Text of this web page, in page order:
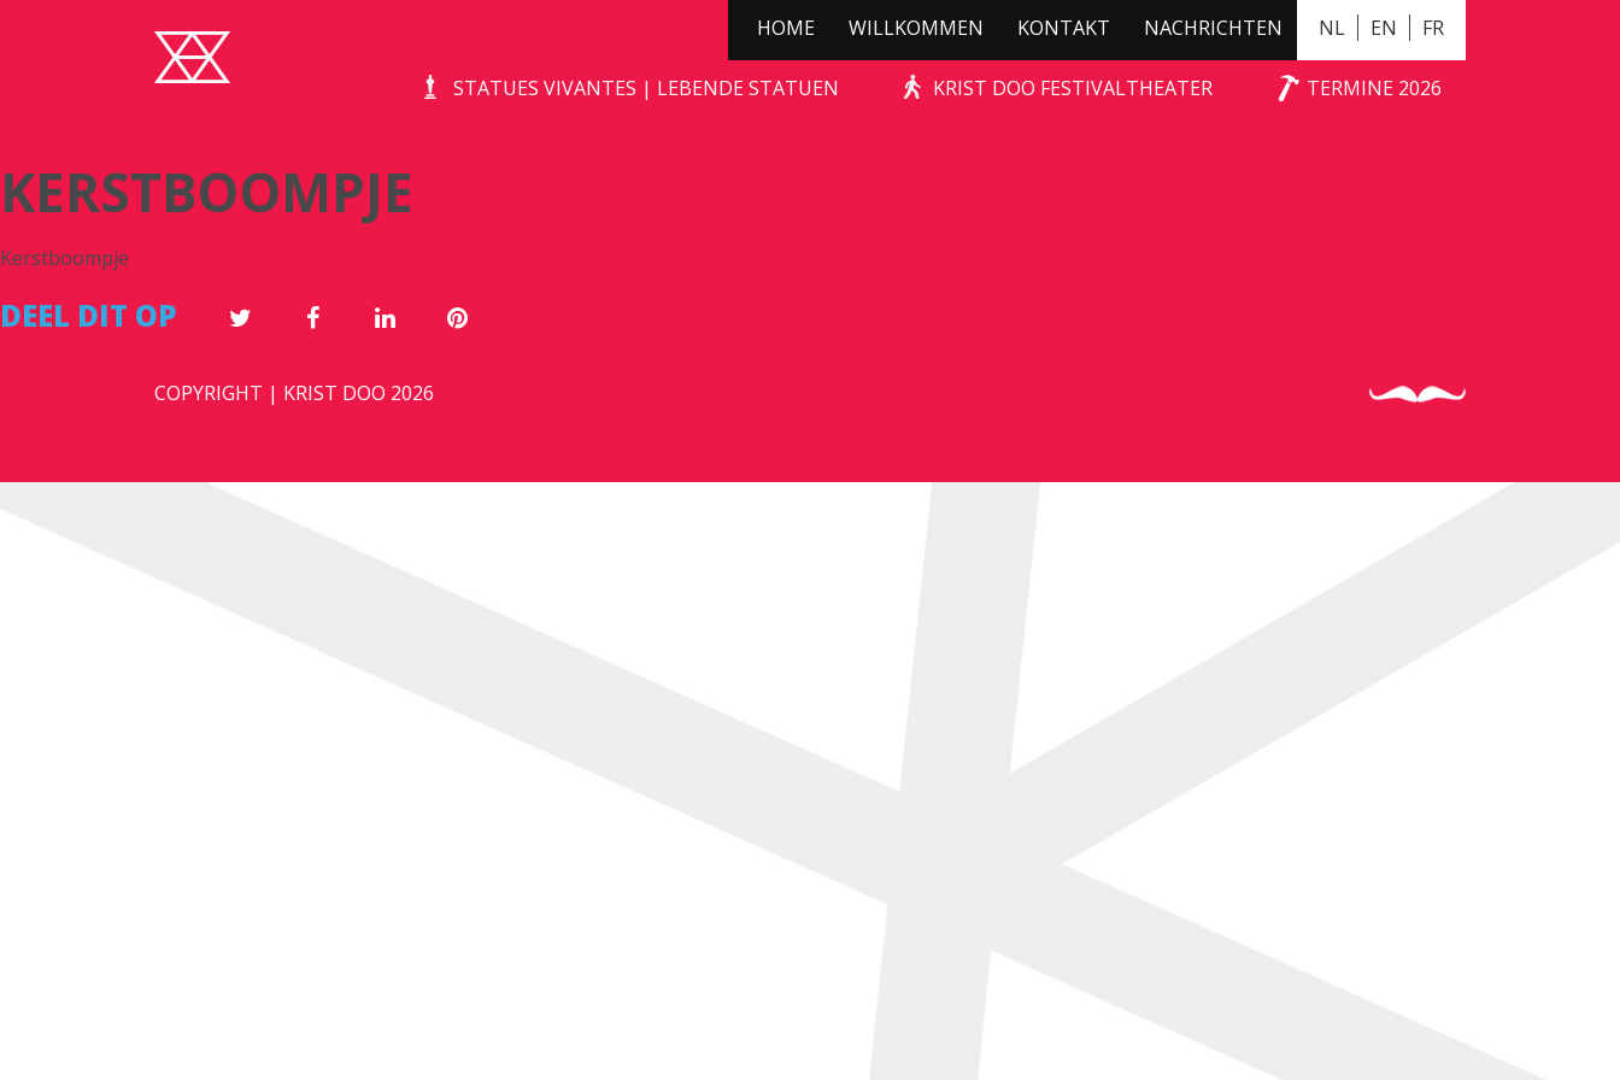
NL EN FR
HOME WILLKOMMEN KONTAKT NACHRICHTEN
STATUES VIVANTES | LEBENDE STATUEN KRIST DOO FESTIVALTHEATER TERMINE 2026
KERSTBOOMPJE
KERSTBOOMPJE
Kerstboompje
DEEL DIT OP
COPYRIGHT | KRIST DOO 2026